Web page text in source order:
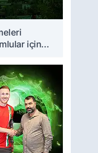
için